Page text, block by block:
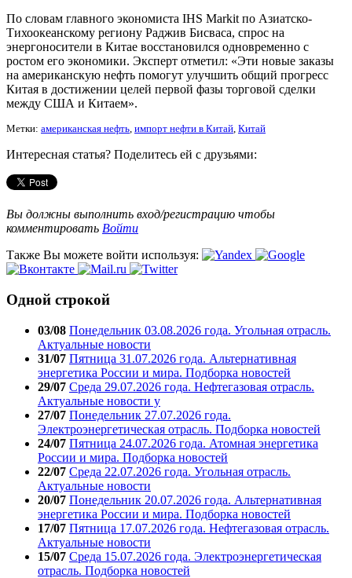
По словам главного экономиста IHS Markit по Азиатско-
Тихоокеанскому региону Раджив Бисваса, спрос на
энергоносители в Китае восстановился одновременно с
ростом его экономики. Эксперт отметил: «Эти новые заказы
на американскую нефть помогут улучшить общий прогресс
Китая в достижении целей первой фазы торговой сделки
между США и Китаем».
Метки: американская нефть, импорт нефти в Китай, Китай
Интересная статья? Поделитесь ей с друзьями:
Вы должны выполнить вход/регистрацию чтобы
комментировать Войти
Также Вы можете войти используя:
Одной строкой
03/08 Понедельник 03.08.2026 года. Угольная отрасль.
Актуальные новости
31/07 Пятница 31.07.2026 года. Альтернативная
энергетика России и мира. Подборка новостей
29/07 Среда 29.07.2026 года. Нефтегазовая отрасль.
Актуальные новости у
27/07 Понедельник 27.07.2026 года.
Электроэнергетическая отрасль. Подборка новостей
24/07 Пятница 24.07.2026 года. Атомная энергетика
России и мира. Подборка новостей
22/07 Среда 22.07.2026 года. Угольная отрасль.
Актуальные новости
20/07 Понедельник 20.07.2026 года. Альтернативная
энергетика России и мира. Подборка новостей
17/07 Пятница 17.07.2026 года. Нефтегазовая отрасль.
Актуальные новости
15/07 Среда 15.07.2026 года. Электроэнергетическая
отрасль. Подборка новостей